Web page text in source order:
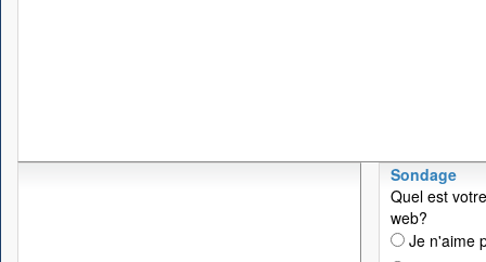
Sondage
Quel est
web?
Je n'aime